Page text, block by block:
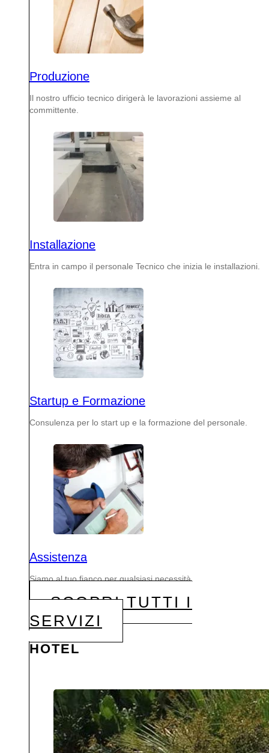
Produzione
Il nostro ufficio tecnico dirigerà le lavorazioni assieme al
committente.
Installazione
Entra in campo il personale Tecnico che inizia le installazioni.
Startup e Formazione
Consulenza per lo start up e la formazione del personale.
Assistenza
Siamo al tuo fianco per qualsiasi necessità.
SCOPRI TUTTI I
SERVIZI
HOTEL